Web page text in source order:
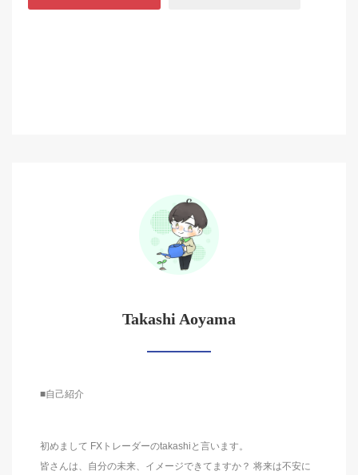
Takashi Aoyama
■自己紹介
初めまして FXトレーダーのtakashiと言います。
皆さんは、自分の未来、イメージできてますか？ 将来は不安に